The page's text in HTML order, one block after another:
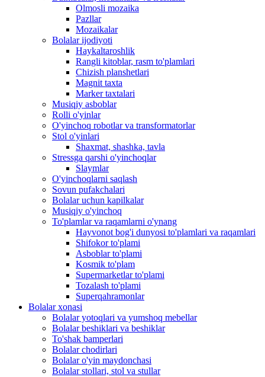
Olmosli mozaika
Pazllar
Mozaikalar
Bolalar ijodiyoti
Haykaltaroshlik
Rangli kitoblar, rasm to'plamlari
Chizish planshetlari
Magnit taxta
Marker taxtalari
Musiqiy asboblar
Rolli o'yinlar
O'yinchoq robotlar va transformatorlar
Stol o'yinlari
Shaxmat, shashka, tavla
Stressga qarshi o'yinchoqlar
Slaymlar
O'yinchoqlarni saqlash
Sovun pufakchalari
Bolalar uchun kapilkalar
Musiqiy o'yinchoq
To'plamlar va raqamlarni o'ynang
Hayvonot bog'i dunyosi to'plamlari va raqamlari
Shifokor to'plami
Asboblar to'plami
Kosmik to'plam
Supermarketlar to'plami
Tozalash to'plami
Superqahramonlar
Bolalar xonasi
Bolalar yotoqlari va yumshoq mebellar
Bolalar beshiklari va beshiklar
To'shak bamperlari
Bolalar chodirlari
Bolalar o'yin maydonchasi
Bolalar stollari, stol va stullar